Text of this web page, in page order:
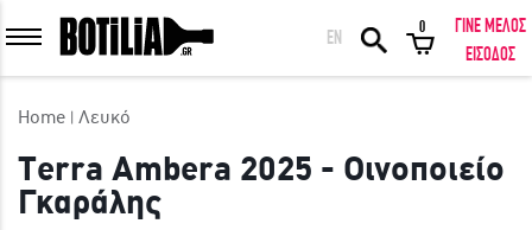
ΕΙΣΟΔΟΣ ΜΕΛΩΝ
Να με θυμάσαι
EN
0
ΓΙΝΕ ΜΕΛΟΣ
ΕΙΣΟΔΟΣ
Home Λευκό
Terra Ambera 2025 - Οινοποιείο
Γκαράλης